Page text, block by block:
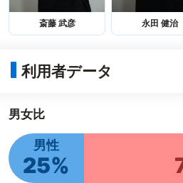
斎藤 武彦 永田 健治
利用者データ
男女比
男性
25%